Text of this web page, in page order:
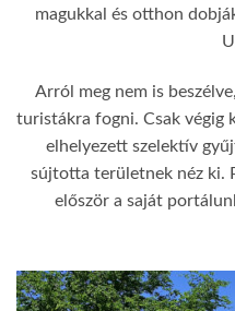
magukkal és otthon
Arról meg nem is
turistákra fogni. Csak végig
elhelyezett szelektív
sújtotta területnek néz ki.
először a saját